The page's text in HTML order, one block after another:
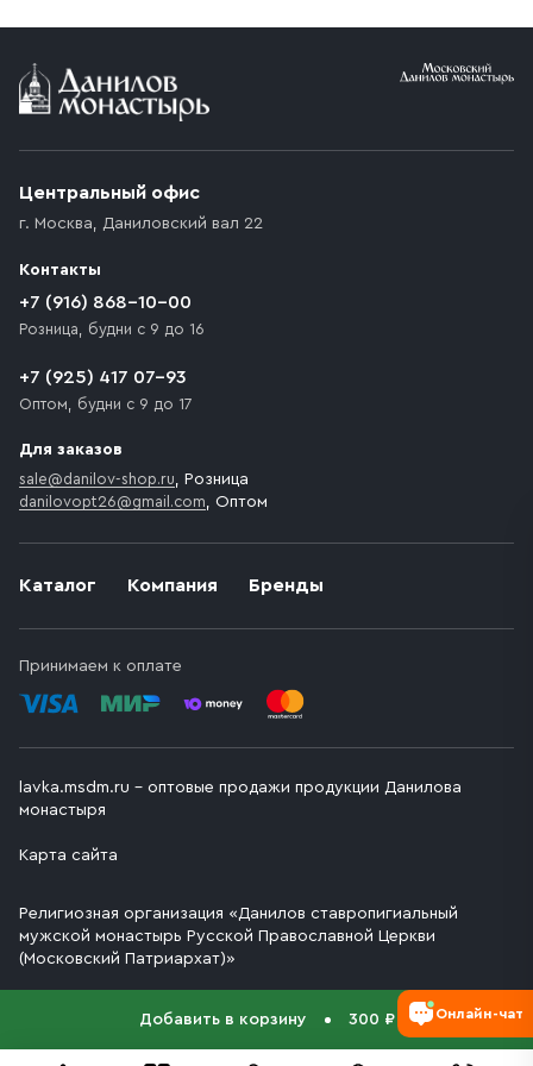
Добавить в корзину 300 ₽
Условия доставки
возникают препятствия для подъезда автомобиля,
которое максимально близко к месту запланированной
движения. Если на территории места назначения
доставки предусмотрен платный въезд, то Покупателю
необходимо компенсировать стоимость въезда
Каталог Компания Бренды
Принимаем к оплате
Центральный офис
г. Москва, Даниловский вал 22
Контакты
+7 (916) 868-10-00
Розница, будни с 9 до 16
+7 (925) 417 07-93
Оптом, будни с 9 до 17
Для заказов
sale@danilov-shop.ru, Розница
danilovopt26@gmail.com, Оптом
lavka.msdm.ru – оптовые продажи продукции Данилова
монастыря
Карта сайта
Религиозная организация «Данилов ставропигиальный
мужской монастырь Русской Православной Церкви
(Московский Патриархат)»
Онлайн-чат